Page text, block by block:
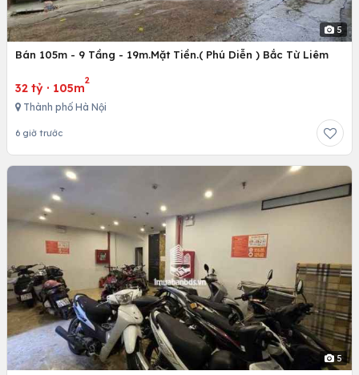
5
Bán 105m - 9 Tầng - 19m.Mặt Tiền.( Phú Diễn ) Bắc Từ Liêm
32 tỷ · 105m
2
Thành phố Hà Nội
6 giờ trước
5